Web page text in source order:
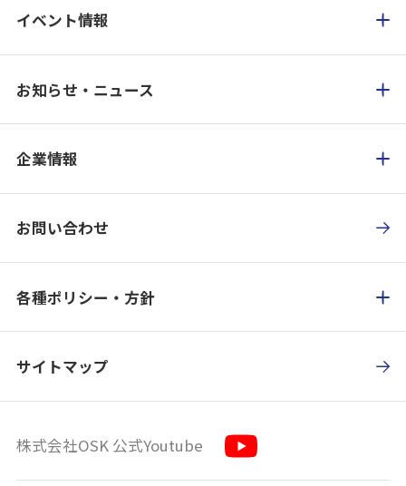
イベント情報
お知らせ・ニュース
企業情報
お問い合わせ
各種ポリシー・方針
サイトマップ
株式会社OSK 公式Youtube